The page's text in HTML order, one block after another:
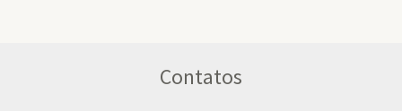
Contatos